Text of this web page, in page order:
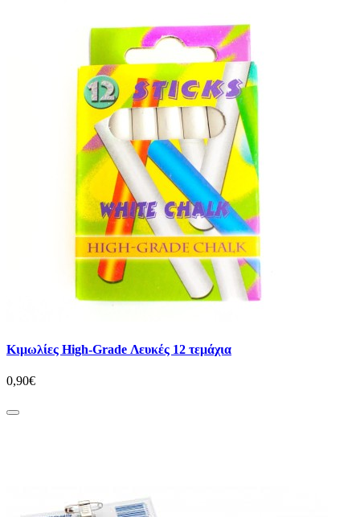
Κιμωλίες High-Grade Λευκές 12 τεμάχια
0,90€